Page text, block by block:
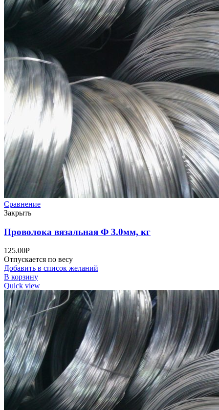
Сравнение
Закрыть
Проволока вязальная Ф 3.0мм, кг
125.00Р
Отпускается по весу
Добавить в список желаний
В корзину
Quick view